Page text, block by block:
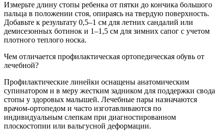
Измерьте длину стопы ребенка от пятки до кончика большого
пальца в положении стоя, опираясь на твердую поверхность.
Добавьте к результату 0,5–1 см для летних сандалий или
демисезонных ботинок и 1–1,5 см для зимних сапог с учетом
плотного теплого носка.
Чем отличается профилактическая ортопедическая обувь от
лечебной?
Профилактические линейки оснащены анатомическим
супинатором и в меру жестким задником для поддержки свода
стопы у здоровых малышей. Лечебные пары назначаются
врачом-ортопедом и часто изготавливаются по
индивидуальным слепкам при диагностированном
плоскостопии или вальгусной деформации.